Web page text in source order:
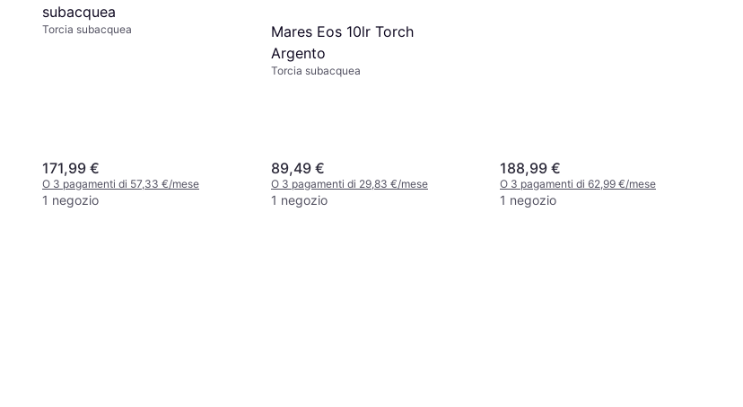
subacquea
Torcia subacquea
171,99 €
O 3 pagamenti di 57,33 €/mese
1 negozio
Mares Eos 10lr Torch
Argento
Torcia subacquea
89,49 €
O 3 pagamenti di 29,83 €/mese
1 negozio
188,99 €
O 3 pagamenti di 62,99 €/mese
1 negozio